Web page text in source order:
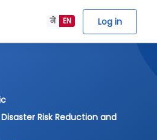
EN
ने Log in
Risk Reduction and